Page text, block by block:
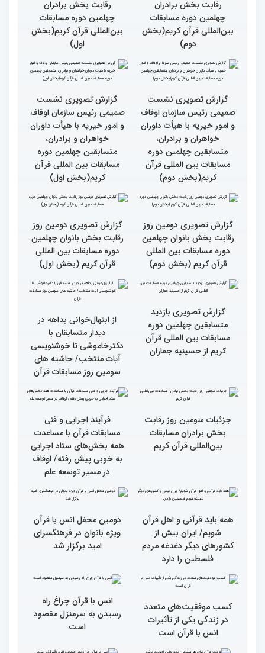
گزارش تصویری سومین روز
رقابت بخش برادران
چهلمین دوره مسابقات
بین‌المللی قرآن کریم(بخش
گزارش تصویری سومین روز
رقابت بخش برادران
چهلمین دوره مسابقات
بین‌المللی قرآن کریم(بخش
گزارش تصویری نشست
صمیمی رئیس سازمان اوقاف
و امور خیریه با هیأت داوران
خواهران و برادران،
متسابقین چهلمین دوره
مسابقات بین المللی قرآن
کریم(بخش دوم)
گزارش تصویری نشست
صمیمی رئیس سازمان اوقاف
و امور خیریه با هیأت داوران
خواهران و برادران،
متسابقین چهلمین دوره
مسابقات بین المللی قرآن
کریم(بخش اول)
گزارش تصویری دومین روز
رقابت بخش بانوان چهلمین
دوره مسابقات بین المللی
قرآن کریم (بخش دوم)
گزارش تصویری دومین روز
رقابت بخش بانوان چهلمین
دوره مسابقات بین المللی
گزارش تصویری بازدید
کریم از حسینیه جماران
از ابتهال‌خوانی بداهه در
دیدار متسابقان با
دکترخاموشی تا خوشنویسی
آیات منتخب/ حاشیه های
سومین روز مسابقات قرآن
بین‌المللی قرآن کریم
فرآیند اجرایی و فنی
مسابقات قرآن با مساعدت
همه بخش‌های ستاد اجرایی
به خوبی پیش رفته/ اوقاف
در مسیر توسعه علم
همه باید قرآنی و اهل قرآن
شویم/ ایران بیش از
کشورهای دیگر دغدغه مردم
فلسطین را دارد
ویژه بانوان در فرهنگسرای
انس با قرآن چراغ راه